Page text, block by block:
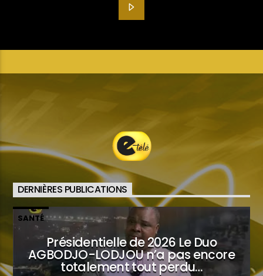
DERNIÈRES PUBLICATIONS
SANTÉ
Présidentielle de 2026 Le Duo
AGBODJO-LODJOU n’a pas encore
totalement tout perdu…